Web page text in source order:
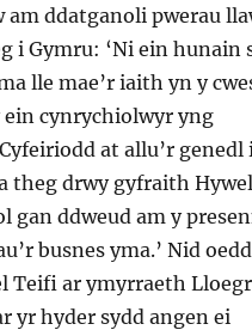
am ddatganoli pwerau
i Gymru: ‘Ni ein hunain
lle mae’r iaith yn y
ein cynrychiolwyr yng
at allu’r genedl
theg drwy gyfraith
gan ddweud am y
busnes yma.’ Nid oedd
Teifi ar ymyrraeth
yr hyder sydd angen ei